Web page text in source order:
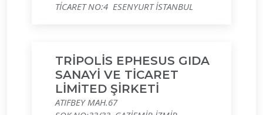
TİCARET NO:4 ESENYURT İSTANBUL
TRİPOLİS EPHESUS GIDA
SANAYİ VE TİCARET
LİMİTED ŞİRKETİ
ATIFBEY MAH.67